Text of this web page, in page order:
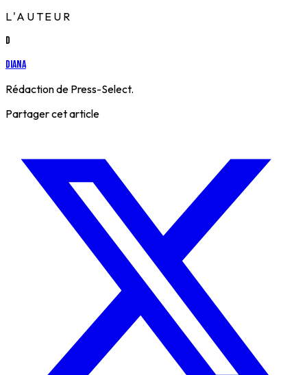
L'AUTEUR
D
Diana
Rédaction de Press-Select.
Partager cet article